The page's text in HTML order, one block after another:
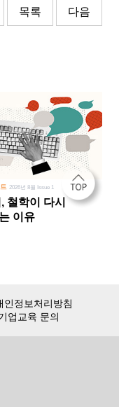
목록 다음
2026년 8월 Issue 1
철학이 다시
이유
인정보처리방침
업교육 문의